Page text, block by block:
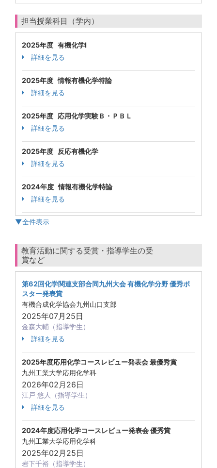
担当授業科目（学内）
2025年度 有機化学Ⅰ
詳細を見る
2025年度 情報有機化学特論
詳細を見る
2025年度 応用化学実験Ｂ・ＰＢＬ
詳細を見る
2025年度 反応有機化学
詳細を見る
2024年度 情報有機化学特論
詳細を見る
▼全件表示
教育活動に関する受賞・指導学生の受
賞など
第62回化学関連支部合同九州大会 有機化学分野 優秀ポ
スター発表賞
有機合成化学協会九州山口支部
2025年07月25日
金森大輔（指導学生）
詳細を見る
2025年度応用化学コースレビュー発表会 最優秀賞
九州工業大学応用化学科
2026年02月26日
江戸 悠人（指導学生）
詳細を見る
2024年度応用化学コースレビュー発表会 優秀賞
九州工業大学応用化学科
2025年02月25日
岩下千裕（指導学生）